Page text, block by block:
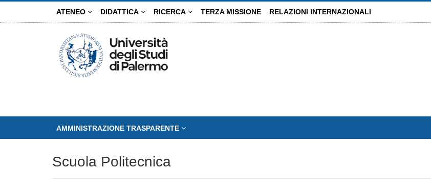
ATENEO DIDATTICA RICERCA TERZA MISSIONE RELAZIONI INTERNAZIONALI
AMMINISTRAZIONE TRASPARENTE
Scuola Politecnica